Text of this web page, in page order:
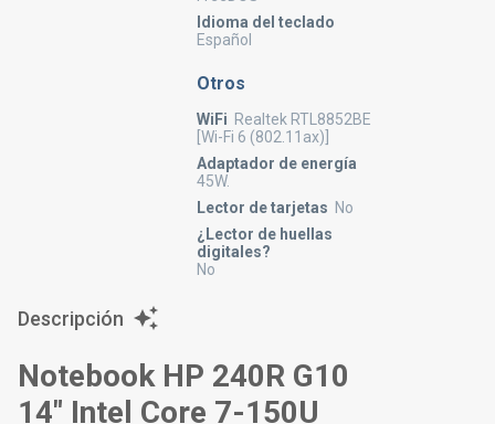
Idioma del teclado
Español
Otros
WiFi Realtek RTL8852BE
[Wi-Fi 6 (802.11ax)]
Adaptador de energía
45W.
Lector de tarjetas No
¿Lector de huellas
digitales?
No
Descripción
Notebook HP 240R G10
14" Intel Core 7-150U